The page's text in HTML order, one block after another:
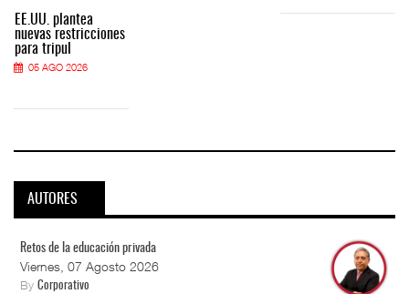
EE.UU. plantea
nuevas restricciones
para tripul
05 AGO 2026
AUTORES
Retos de la educación privada
Viernes, 07 Agosto 2026
By Corporativo